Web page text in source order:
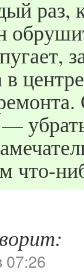
раз,
что-
07:26